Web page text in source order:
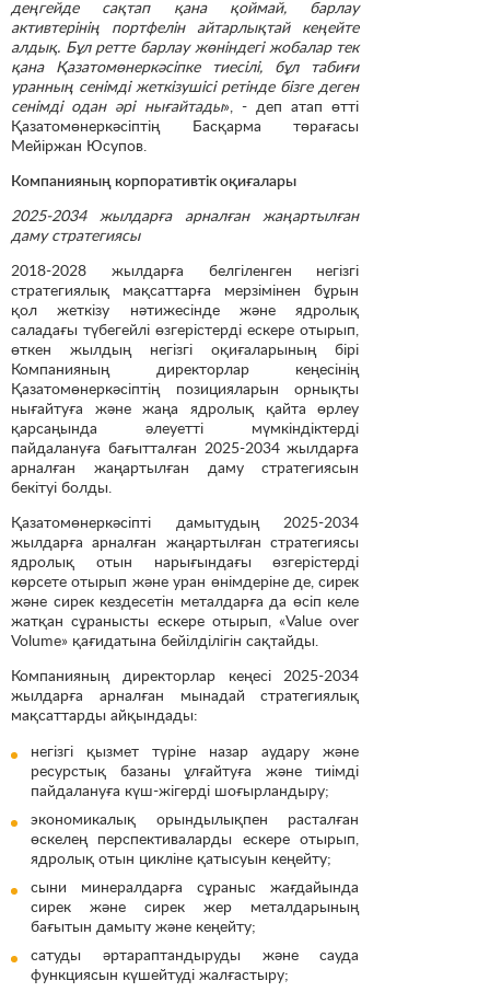
деңгейде сақтап қана қоймай, барлау
активтерінің портфелін айтарлықтай кеңейте
алдық. Бұл ретте барлау жөніндегі жобалар тек
қана Қазатомөнеркәсіпке тиесілі, бұл табиғи
уранның сенімді жеткізушісі ретінде бізге деген
сенімді одан әрі нығайтады», - деп атап өтті
Қазатомөнеркәсіптің Басқарма төрағасы
Мейіржан Юсупов.
Компанияның корпоративтік оқиғалары
2025-2034 жылдарға арналған жаңартылған
даму стратегиясы
2018-2028 жылдарға белгіленген негізгі
стратегиялық мақсаттарға мерзімінен бұрын
қол жеткізу нәтижесінде және ядролық
саладағы түбегейлі өзгерістерді ескере отырып,
өткен жылдың негізгі оқиғаларының бірі
Компанияның директорлар кеңесінің
Қазатомөнеркәсіптің позицияларын орнықты
нығайтуға және жаңа ядролық қайта өрлеу
қарсаңында әлеуетті мүмкіндіктерді
пайдалануға бағытталған 2025-2034 жылдарға
арналған жаңартылған даму стратегиясын
бекітуі болды.
Қазатомөнеркәсіпті дамытудың 2025-2034
жылдарға арналған жаңартылған стратегиясы
ядролық отын нарығындағы өзгерістерді
көрсете отырып және уран өнімдеріне де, сирек
және сирек кездесетін металдарға да өсіп келе
жатқан сұранысты ескере отырып, «Value over
Volume» қағидатына бейілділігін сақтайды.
Компанияның директорлар кеңесі 2025-2034
жылдарға арналған мынадай стратегиялық
мақсаттарды айқындады:
негізгі қызмет түріне назар аудару және
ресурстық базаны ұлғайтуға және тиімді
пайдалануға күш-жігерді шоғырландыру;
экономикалық орындылықпен расталған
өскелең перспективаларды ескере отырып,
ядролық отын цикліне қатысуын кеңейту;
сыни минералдарға сұраныс жағдайында
сирек және сирек жер металдарының
бағытын дамыту және кеңейту;
сатуды әртараптандыруды және сауда
функциясын күшейтуді жалғастыру;